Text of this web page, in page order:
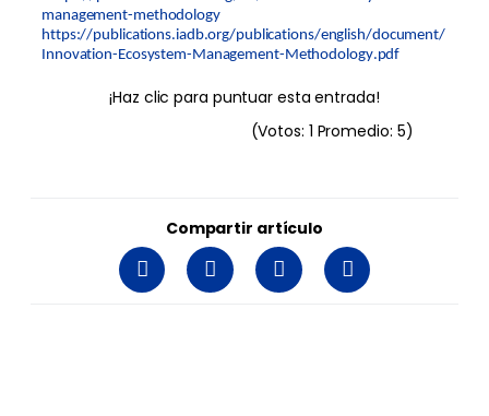
management-methodology
https://publications.iadb.org/publications/english/document/
Innovation-Ecosystem-Management-Methodology.pdf
¡Haz clic para puntuar esta entrada!
(Votos: 1 Promedio: 5)
Compartir artículo